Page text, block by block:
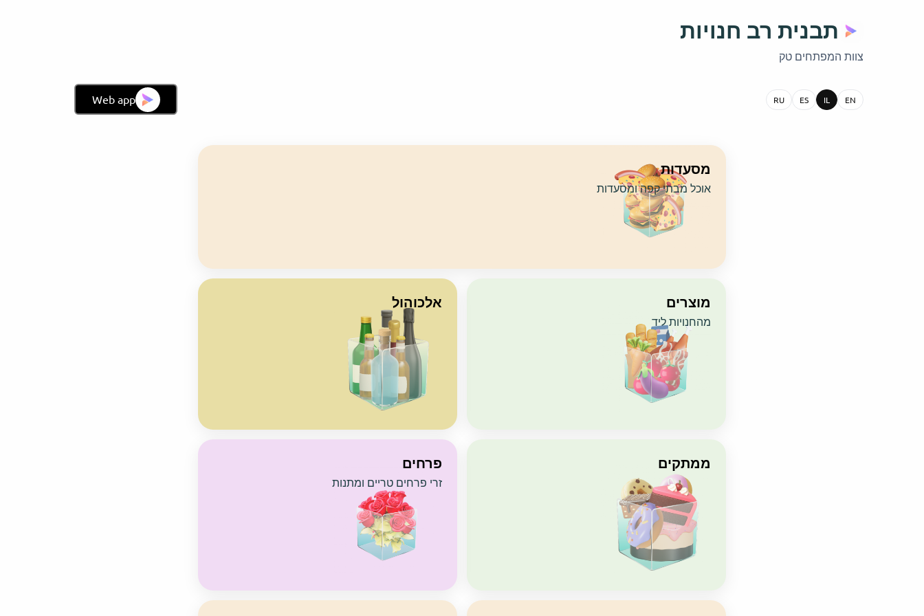
תבנית רב חנויות
צוות המפתחים טק
EN
IL
ES
RU
Web app
Categories
מסעדות
אוכל מבתי קפה ומסעדות
מוצרים
מהחנויות ליד
אלכוהול
‏ממתקים פרחים
זרי פרחים טריים ומתנות